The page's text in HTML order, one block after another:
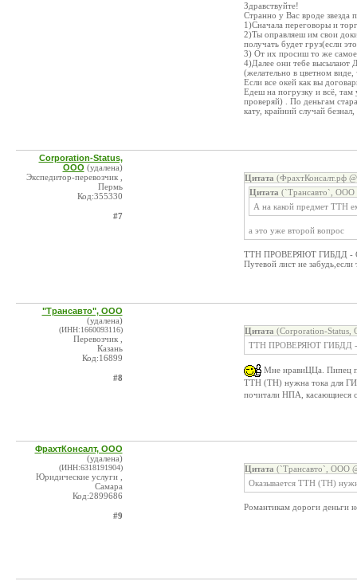
Здравствуйте!
Странно у Вас вроде звезда
1)Сначала переговоры и
2)Ты оправляеш им свои
получать будет груз(если
3) От их просиш то же
4)Далее они тебе высылают
(желательно в цветном
Если все окей как вы
Едеш на погрузку и всё, там
проверяй) . По деньгам
кату, крайний случай
Corporation-Status,
ООО (удалена)
Экспедитор-перевозчик ,
Пермь
Код:355330
#7
Цитата (ФрахтКонсалт.рф
Цитата (`Трансавто`, ООО
А на какой предмет ТТН
а это уже второй вопрос
ТТН ПРОВЕРЯЮТ ГИБДД
Путевой лист не
"Трансавто", ООО
(удалена)
(ИНН:1660093116)
Перевозчик ,
Казань
Код:16899
#8
Цитата (Corporation-
ТТН ПРОВЕРЯЮТ
Мне нравиЦЦа. Пипец
ТТН (ТН) нужна тока для
почитали НПА, касающиеся
ФрахтКонсалт, ООО
(удалена)
(ИНН:6318191904)
Юридические услуги ,
Самара
Код:2899686
#9
Цитата (`Трансавто`, ООО
Оказывается ТТН (ТН)
Романтикам дороги деньги